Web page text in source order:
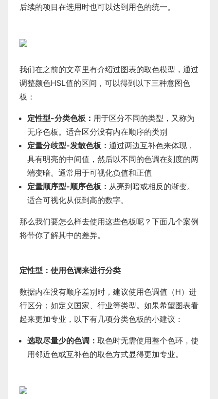
后续的项目在选用时也可以达到用色的统一。
我们在之前的文章里有介绍过图表的取色模型，通过
调整颜色HSL值的区间，可以得到以下三种意图色
板：
定性型-分类色板： 用于区分不同的类型，又称为
无序色板。适合区分没有内在顺序的类别
定量分歧型-发散色板： 通过两边互补色来体现，
具有明亮的中间值，然后以不同的色调在刻度的两
端变暗。通常用于可视化负值和正值
定量顺序型-顺序色板： 从亮到暗或相反的渐变。
适合可视化从低到高的数字。
那么我们要怎么样去使用这些色板呢？下面几个案例
将带你了解其中的差异。
定性型：使用色调来进行分类
数据内在没有顺序差别时，建议使用色调值（H）进
行区分；如定义国家、行业等类型。如果希望图表看
起来更加专业，以下有几项分类色板的小建议：
选取尽量少的色调： 取色时无需使用整个色环，使
用邻近色或互补色的取色方式显得更加专业。